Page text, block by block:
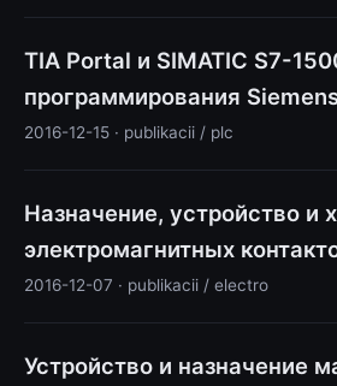
TIA Portal и SIMATIC S7-
программирования
2016-12-15 · publikacii / plc
Назначение, устройство и
электромагнитных
2016-12-07 · publikacii / electro
Устройство и назначение